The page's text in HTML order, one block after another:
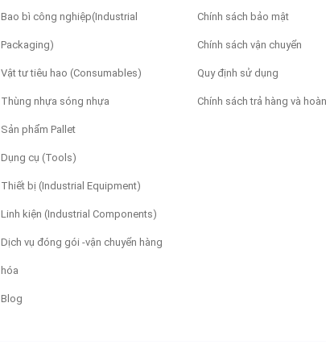
Bao bì công nghiệp(Industrial
Packaging)
Vật tư tiêu hao (Consumables)
Thùng nhựa sóng nhựa
Sản phẩm Pallet
Dụng cụ (Tools)
Thiết bị (Industrial Equipment)
Linh kiện (Industrial Components)
Dịch vụ đóng gói -vận chuyển hàng
hóa
Blog
Chính sách bảo mật
Chính sách vận chuyển
Quy định sử dụng
Chính sách trả hàng và